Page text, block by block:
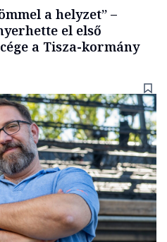
a helyzet” –
el első
a Tisza-kormány